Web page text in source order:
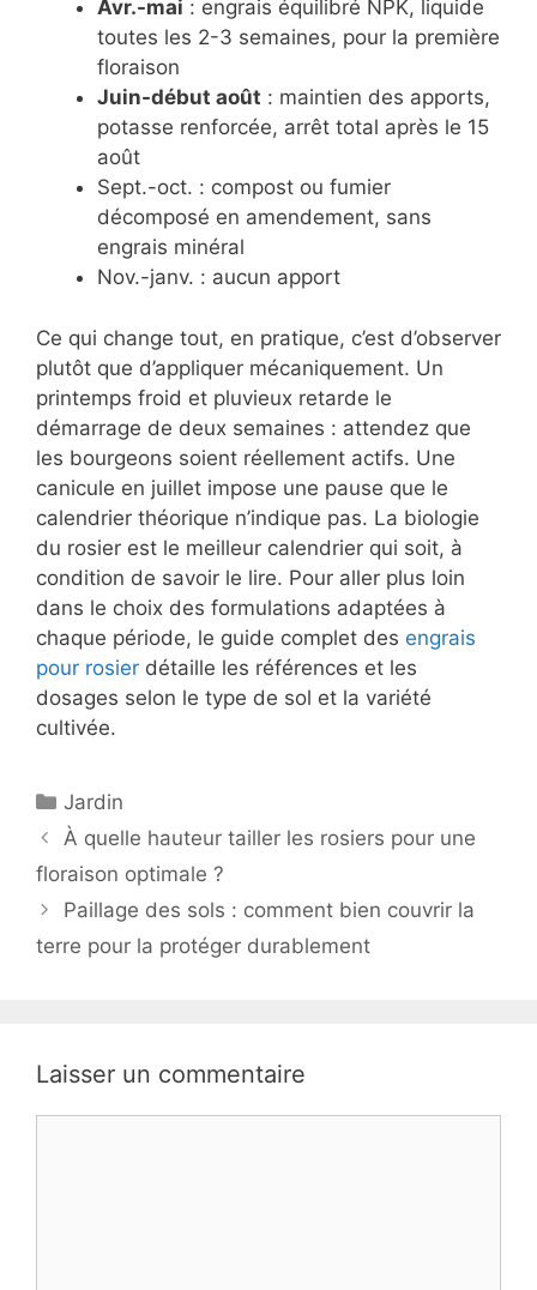
Avr.-mai : engrais équilibré NPK, liquide
toutes les 2-3 semaines, pour la première
floraison
Juin-début août : maintien des apports,
potasse renforcée, arrêt total après le 15
août
Sept.-oct. : compost ou fumier
décomposé en amendement, sans
engrais minéral
Nov.-janv. : aucun apport
Ce qui change tout, en pratique, c’est d’observer
plutôt que d’appliquer mécaniquement. Un
printemps froid et pluvieux retarde le
démarrage de deux semaines : attendez que
les bourgeons soient réellement actifs. Une
canicule en juillet impose une pause que le
calendrier théorique n’indique pas. La biologie
du rosier est le meilleur calendrier qui soit, à
condition de savoir le lire. Pour aller plus loin
dans le choix des formulations adaptées à
chaque période, le guide complet des engrais
pour rosier détaille les références et les
dosages selon le type de sol et la variété
cultivée.
Catégories
Jardin
À quelle hauteur tailler les rosiers pour une
floraison optimale ?
Paillage des sols : comment bien couvrir la
terre pour la protéger durablement
Laisser un commentaire